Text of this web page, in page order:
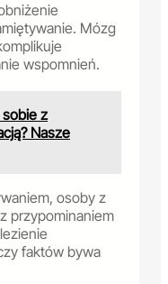
Mózg
wspomnień.
z
Nasze
osoby z
przypominaniem
faktów bywa